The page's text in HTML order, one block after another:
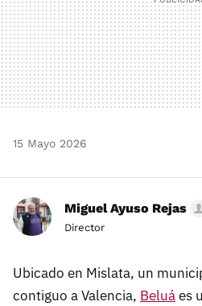
15 Mayo 2026
Miguel Ayuso Rejas
Director
Ubicado en Mislata, un
contiguo a Valencia, Beluáes